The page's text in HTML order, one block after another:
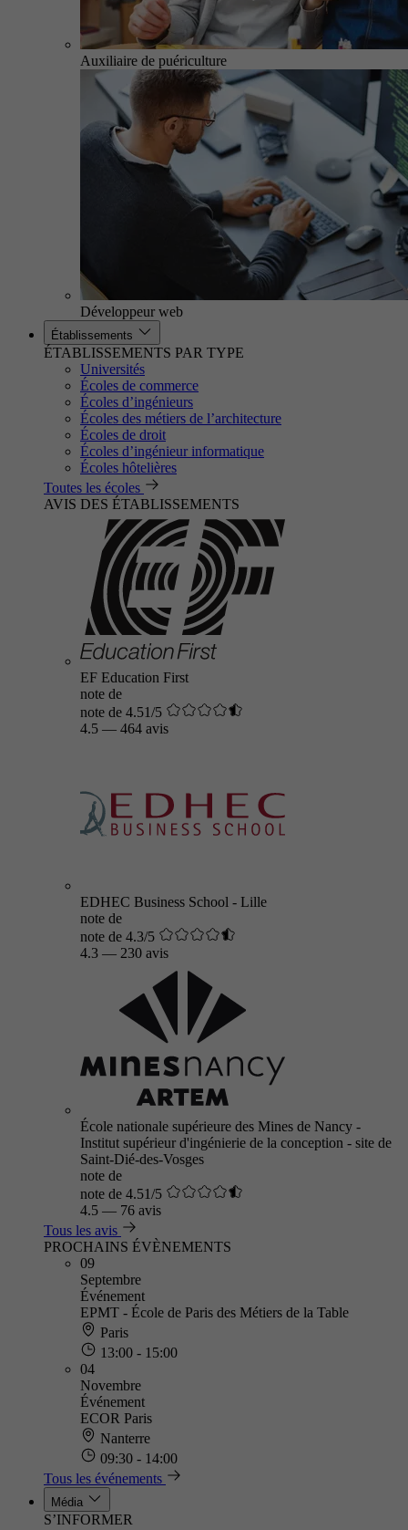
Auxiliaire de puériculture
Développeur web
Établissements
ÉTABLISSEMENTS PAR TYPE
Universités
Écoles de commerce
Écoles d’ingénieurs
Écoles des métiers de l’architecture
Écoles de droit
Écoles d’ingénieur informatique
Écoles hôtelières
Toutes les écoles
AVIS DES ÉTABLISSEMENTS
EF Education First
note de
note de 4.51/5
4.5 — 464 avis
EDHEC Business School - Lille
note de
note de 4.3/5
4.3 — 230 avis
École nationale supérieure des Mines de Nancy -
Institut supérieur d'ingénierie de la conception - site de
Saint-Dié-des-Vosges
note de
note de 4.51/5
4.5 — 76 avis
Tous les avis
PROCHAINS ÉVÈNEMENTS
09
Septembre
Événement
EPMT - École de Paris des Métiers de la Table
Paris
13:00 - 15:00
04
Novembre
Événement
ECOR Paris
Nanterre
09:30 - 14:00
Tous les événements
Média
S’INFORMER